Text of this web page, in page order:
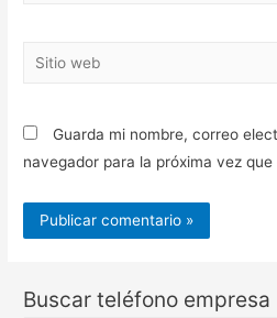
Sitio
Guarda mi nombre, correo
navegador para la próxima vez
Buscar teléfono empresa